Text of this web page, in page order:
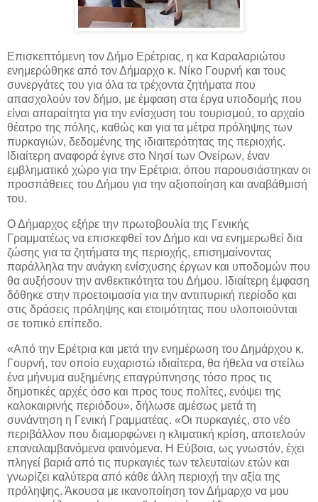
Επισκεπτόμενη τον Δήμο Ερέτριας, η κα Καραλαριώτου
ενημερώθηκε από τον Δήμαρχο κ. Νίκο Γουρνή και τους
συνεργάτες του για όλα τα τρέχοντα ζητήματα που
απασχολούν τον δήμο, με έμφαση στα έργα υποδομής που
είναι απαραίτητα για την ενίσχυση του τουρισμού, το αρχαίο
θέατρο της πόλης, καθώς και για τα μέτρα πρόληψης των
πυρκαγιών, δεδομένης της ιδιαιτερότητας της περιοχής.
Ιδιαίτερη αναφορά έγινε στο Νησί των Ονείρων, έναν
εμβληματικό χώρο για την Ερέτρια, όπου παρουσιάστηκαν οι
προσπάθειες του Δήμου για την αξιοποίηση και αναβάθμισή
του.
Ο Δήμαρχος εξήρε την πρωτοβουλία της Γενικής
Γραμματέως να επισκεφθεί τον Δήμο και να ενημερωθεί δια
ζώσης για τα ζητήματα της περιοχής, επισημαίνοντας
παράλληλα την ανάγκη ενίσχυσης έργων και υποδομών που
θα αυξήσουν την ανθεκτικότητα του Δήμου. Ιδιαίτερη έμφαση
δόθηκε στην προετοιμασία για την αντιπυρική περίοδο και
στις δράσεις πρόληψης και ετοιμότητας που υλοποιούνται
σε τοπικό επίπεδο.
«Από την Ερέτρια και μετά την ενημέρωση του Δημάρχου κ.
Γουρνή, τον οποίο ευχαριστώ ιδιαίτερα, θα ήθελα να στείλω
ένα μήνυμα αυξημένης επαγρύπνησης τόσο προς τις
δημοτικές αρχές όσο και προς τους πολίτες, ενόψει της
καλοκαιρινής περιόδου», δήλωσε αμέσως μετά τη
συνάντηση η Γενική Γραμματέας. «Οι πυρκαγιές, στο νέο
περιβάλλον που διαμορφώνει η κλιματική κρίση, αποτελούν
επαναλαμβανόμενα φαινόμενα. Η Εύβοια, ως γνωστόν, έχει
πληγεί βαριά από τις πυρκαγιές των τελευταίων ετών και
γνωρίζει καλύτερα από κάθε άλλη περιοχή την αξία της
πρόληψης. Άκουσα με ικανοποίηση τον Δήμαρχο να μου